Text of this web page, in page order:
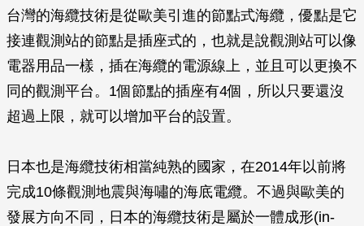
台灣的海纜技術是從歐美引進的節點式海纜，優點是它
接連觀測站的節點是插座式的，也就是說觀測站可以像
電器用品一樣，插在海纜的電源線上，並且可以更換不
同的觀測平台。1個節點的插座有4個，所以只要還沒
超過上限，就可以增加平台的設置。
日本也是海纜技術相當純熟的國家，在2014年以前將
完成10條觀測地震與海嘯的海底電纜。不過與歐美的
發展方向不同，日本的海纜技術是屬於一體成形(in-